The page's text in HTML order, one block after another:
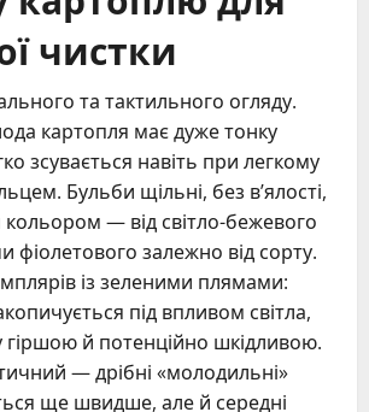
чистки
та тактильного огляду.
картопля має дуже тонку
зсувається навіть при легкому
Бульби щільні, без в’ялості,
— від світло-бежевого
фіолетового залежно від сорту.
із зеленими плямами:
під впливом світла,
гіршою й потенційно шкідливою.
— дрібні «молодильні»
ще швидше, але й середні